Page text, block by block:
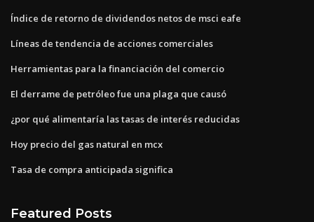
Índice de retorno de dividendos netos de msci eafe
Líneas de tendencia de acciones comerciales
Herramientas para la financiación del comercio
El derrame de petróleo fue una plaga que causó
¿por qué alimentaría las tasas de interés reducidas
Hoy precio del gas natural en mcx
Tasa de compra anticipada significa
Featured Posts